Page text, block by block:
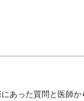
あった質問と医師